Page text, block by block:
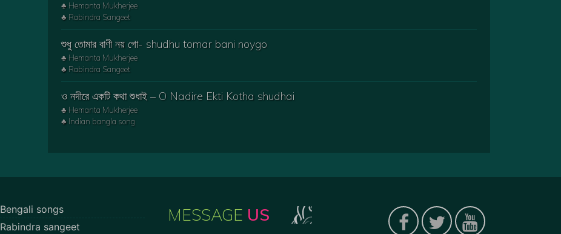
♣ Hemanta Mukherjee
♣ Rabindra Sangeet
শুধু তোমার বাণী নয় গো- shudhu tomar bani noygo
♣ Hemanta Mukherjee
♣ Rabindra Sangeet
ও নদীরে একটি কথা শুধাই – O Nadire Ekti Kotha shudhai
♣ Hemanta Mukherjee
♣ Indian bangla song
Bengali songs
Rabindra sangeet
MESSAGE US